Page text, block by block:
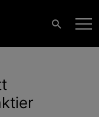
Sök